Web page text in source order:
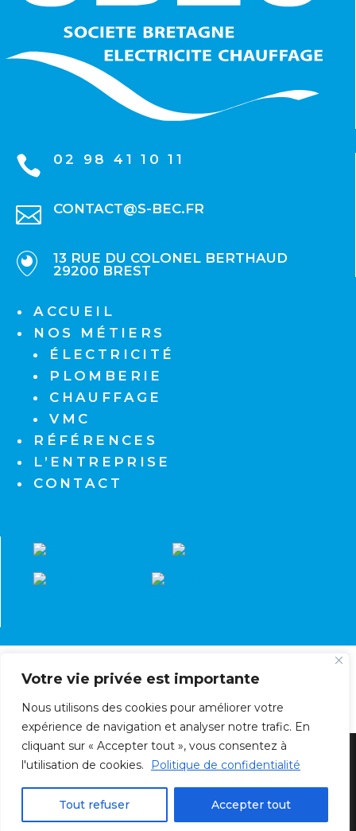
Votre vie privée est importante
Nous utilisons des cookies pour améliorer votre
expérience de navigation et analyser notre trafic. En
cliquant sur « Accepter tout », vous consentez à
l'utilisation de cookies.
Politique de confidentialité
Tout refuser Accepter tout
 02 98 41 10 11
 CONTACT@S-BEC.FR

13 RUE DU COLONEL BERTHAUD
29200 BREST
ACCUEIL
NOS MÉTIERS
ÉLECTRICITÉ
PLOMBERIE
CHAUFFAGE
VMC
RÉFÉRENCES
L’ENTREPRISE
CONTACT
- Tous droits réservés | ConceptionSIAM
INTERACTIVE